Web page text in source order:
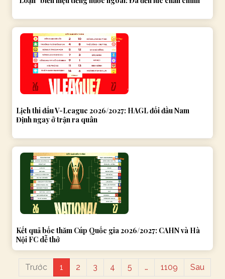
Lịch thi đấu V-League 2026/2027: HAGL đối đầu Nam
Định ngay ở trận ra quân
Kết quả bốc thăm Cúp Quốc gia 2026/2027: CAHN và Hà
Nội FC dễ thở
Trước 1 2 3 4 5 … 1109 Sau